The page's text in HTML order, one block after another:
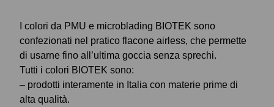
I colori da PMU e microblading BIOTEK sono
confezionati nel pratico flacone airless, che permette
di usarne fino all’ultima goccia senza sprechi.
Tutti i colori BIOTEK sono:
– prodotti interamente in Italia con materie prime di
alta qualità.